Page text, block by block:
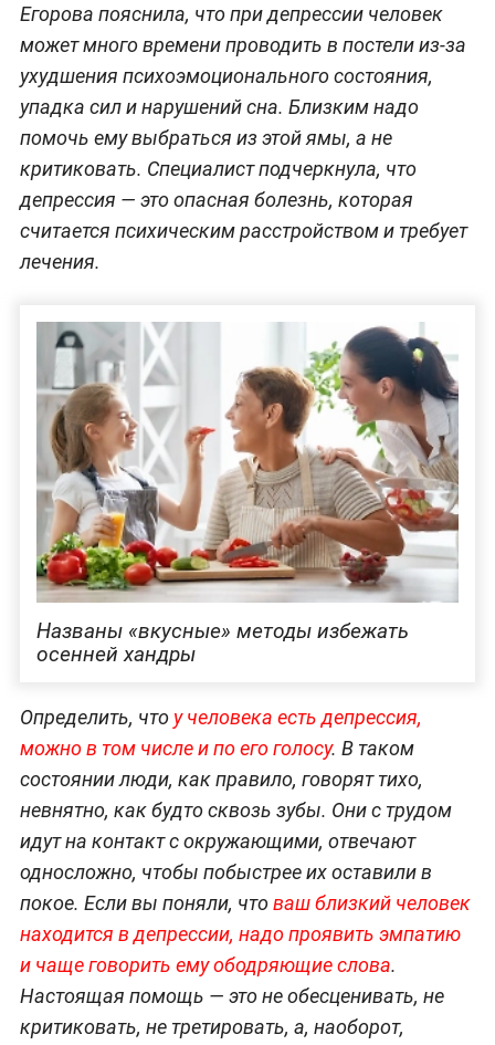
Егорова пояснила, что при депрессии человек
может много времени проводить в постели из-за
ухудшения психоэмоционального состояния,
упадка сил и нарушений сна. Близким надо
помочь ему выбраться из этой ямы, а не
критиковать. Специалист подчеркнула, что
депрессия — это опасная болезнь, которая
считается психическим расстройством и требует
лечения.
Названы «вкусные» методы избежать
осенней хандры
Определить, что у человека есть депрессия,
можно в том числе и по его голосу. В таком
состоянии люди, как правило, говорят тихо,
невнятно, как будто сквозь зубы. Они с трудом
идут на контакт с окружающими, отвечают
односложно, чтобы побыстрее их оставили в
покое. Если вы поняли, чтоваш близкий человек
находится в депрессии, надо проявить эмпатию
и чаще говорить ему ободряющие слова.
Настоящая помощь — это не обесценивать, не
критиковать, не третировать, а, наоборот,